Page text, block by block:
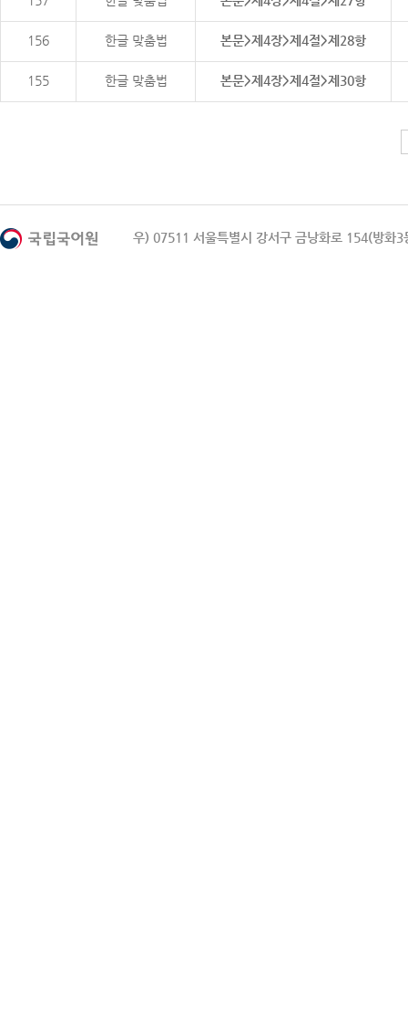
156 한글 맞춤법 본문>제4장>제4절>제28항
155 한글 맞춤법 본문>제4장>제4절>제30항
우) 07511 서울특별시 강서구 금낭화로 154(방화3